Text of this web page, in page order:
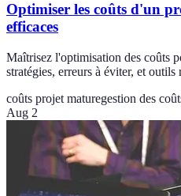
Optimiser les coûts d'un
efficaces
Maîtrisez l'optimisation des coûts
stratégies, erreurs à éviter, et outils
coûts projet maturegestion des
Aug 2